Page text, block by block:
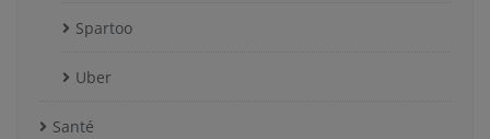
Spartoo
Uber
Santé